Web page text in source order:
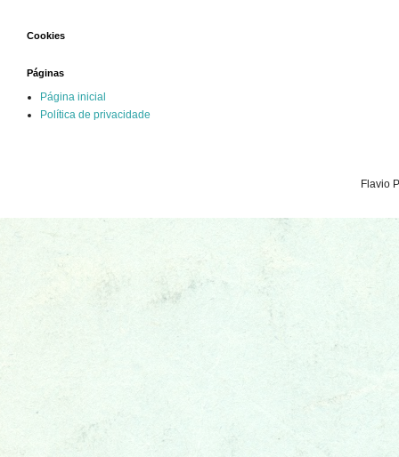
Cookies
Páginas
Página inicial
Política de privacidade
Flavio